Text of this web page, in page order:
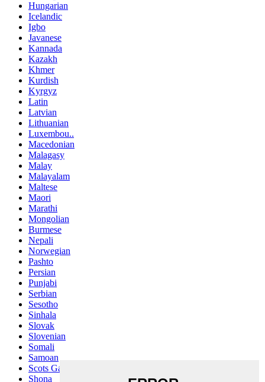
Hungarian
Icelandic
Igbo
Javanese
Kannada
Kazakh
Khmer
Kurdish
Kyrgyz
Latin
Latvian
Lithuanian
Luxembou..
Macedonian
Malagasy
Malay
Malayalam
Maltese
Maori
Marathi
Mongolian
Burmese
Nepali
Norwegian
Pashto
Persian
Punjabi
Serbian
Sesotho
Sinhala
Slovak
Slovenian
Somali
Samoan
Scots Gaelic
Shona